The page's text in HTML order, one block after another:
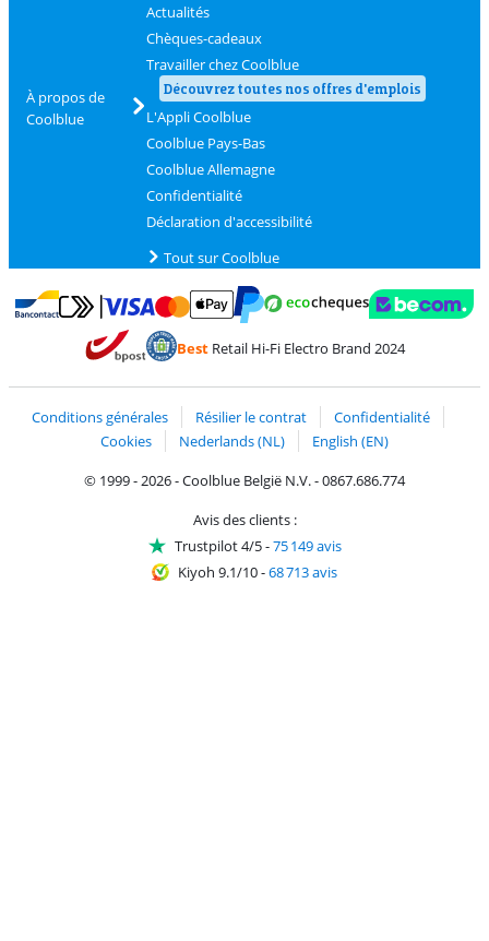
À propos de
Coolblue
Actualités
Chèques-cadeaux
Travailler chez Coolblue
Découvrez toutes nos offres d'emplois
L'Appli Coolblue
Coolblue Pays-Bas
Coolblue Allemagne
Confidentialité
Déclaration d'accessibilité
Tout sur Coolblue
Payer avec Bancontact
Payer avec MasterCard et Visa via ClickToPay
BestRetail Hi-Fi Electro Brand 2024
Conditions générales Résilier le contrat
Confidentialité
Cookies
Nederlands (NL)
English (EN)
© 1999 - 2026 - Coolblue België N.V. - 0867.686.774
Avis des clients :
Trustpilot 4/5-75 149 avis
Kiyoh 9.1/10-68 713 avis